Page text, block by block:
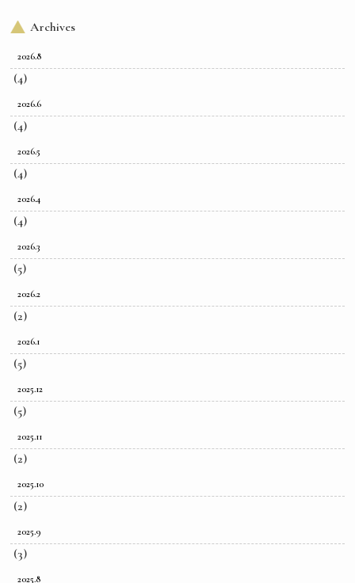
Archives
2026.8
(4)
2026.6
(4)
2026.5
(4)
2026.4
(4)
2026.3
(5)
2026.2
(2)
2026.1
(5)
2025.12
(5)
2025.11
(2)
2025.10
(2)
2025.9
(3)
2025.8